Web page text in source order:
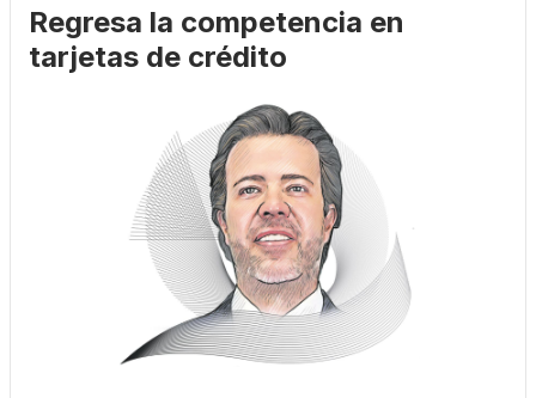
Regresa la competencia en
tarjetas de crédito